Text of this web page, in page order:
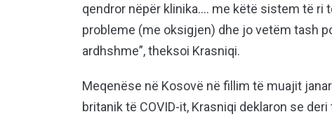
qendror nëpër klinika…. me këtë sistem të ri
probleme (me oksigjen) dhe jo vetëm tash
ardhshme”, theksoi Krasniqi.
Meqenëse në Kosovë në fillim të muajit
britanik të COVID-it, Krasniqi deklaron se